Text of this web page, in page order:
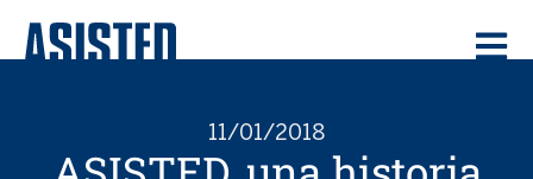
11/01/2018